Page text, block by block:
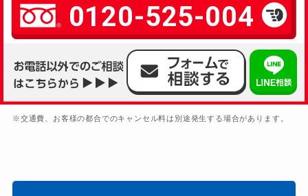
0120-525-004
※交通費、お客様の都合でのキャンセル料は別途発生する場合があります。